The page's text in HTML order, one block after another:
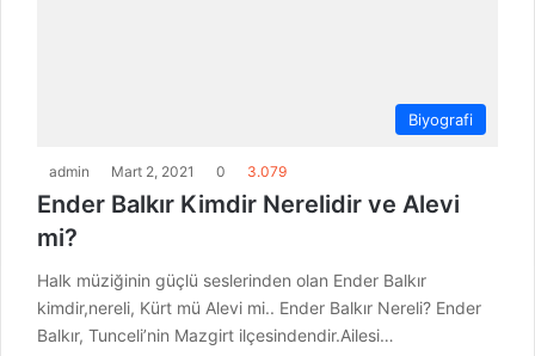
Biyografi
admin Mart 2, 2021 0 3.079
Ender Balkır Kimdir Nerelidir ve Alevi
mi?
Halk müziğinin güçlü seslerinden olan Ender Balkır
kimdir,nereli, Kürt mü Alevi mi.. Ender Balkır Nereli? Ender
Balkır, Tunceli’nin Mazgirt ilçesindendir.Ailesi…